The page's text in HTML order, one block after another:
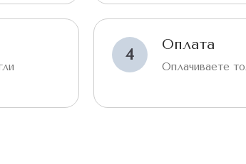
4
Оплата
Оплачиваете